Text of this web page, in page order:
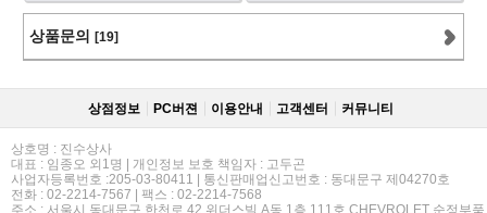
상품문의 [19]
상점정보 PC버젼 이용안내 고객센터 커뮤니티
상호명 : 진수상사
대표 : 임종오 외1명 | 개인정보 보호 책임자 : 고두곤
사업자등록번호 :205-03-80411 | 통신판매업신고번호 : 동대문구 제04270호
전화 : 02-2214-7567 | 팩스 : 02-2214-7568
주소 : 서울시 동대문구 한천로 42 위더스빌 A동 1층 111호 CHEVROLET 순정부품